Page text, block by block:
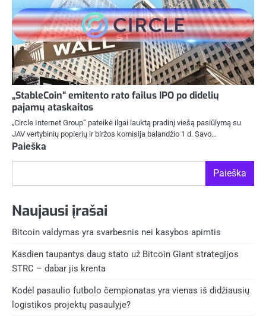
„StableCoin“ emitento rato failus IPO po didelių
pajamų ataskaitos
„Circle Internet Group“ pateikė ilgai lauktą pradinį viešą pasiūlymą su
JAV vertybinių popierių ir biržos komisija balandžio 1 d. Savo…
Paieška
Paieška
Naujausi įrašai
Bitcoin valdymas yra svarbesnis nei kasybos apimtis
Kasdien taupantys daug stato už Bitcoin Giant strategijos
STRC – dabar jis krenta
Kodėl pasaulio futbolo čempionatas yra vienas iš didžiausių
logistikos projektų pasaulyje?